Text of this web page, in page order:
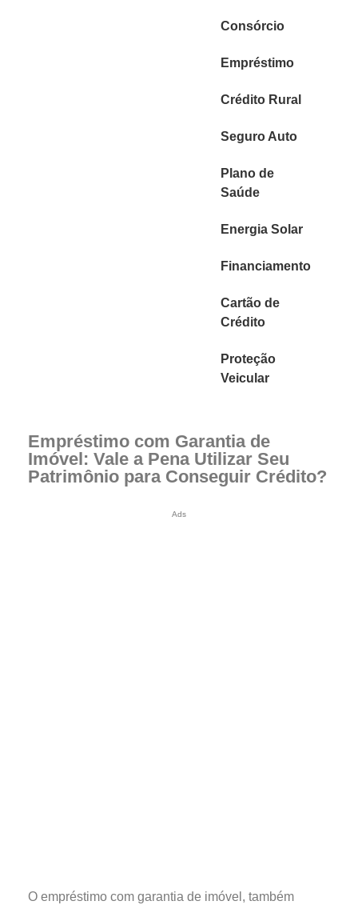
Consórcio
Empréstimo
Crédito Rural
Seguro Auto
Plano de
Saúde
Energia Solar
Financiamento
Cartão de
Crédito
Proteção
Veicular
Empréstimo com Garantia de
Imóvel: Vale a Pena Utilizar Seu
Patrimônio para Conseguir Crédito?
Ads
O empréstimo com garantia de imóvel, também